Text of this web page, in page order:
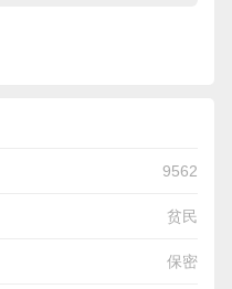
9562
贫民
保密